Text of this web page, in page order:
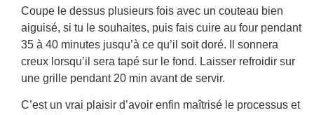
Coupe le dessus plusieurs fois avec un couteau bien
aiguisé, si tu le souhaites, puis fais cuire au four pendant
35 à 40 minutes jusqu’à ce qu’il soit doré. Il sonnera
creux lorsqu’il sera tapé sur le fond. Laisser refroidir sur
une grille pendant 20 min avant de servir.
C’est un vrai plaisir d’avoir enfin maîtrisé le processus et